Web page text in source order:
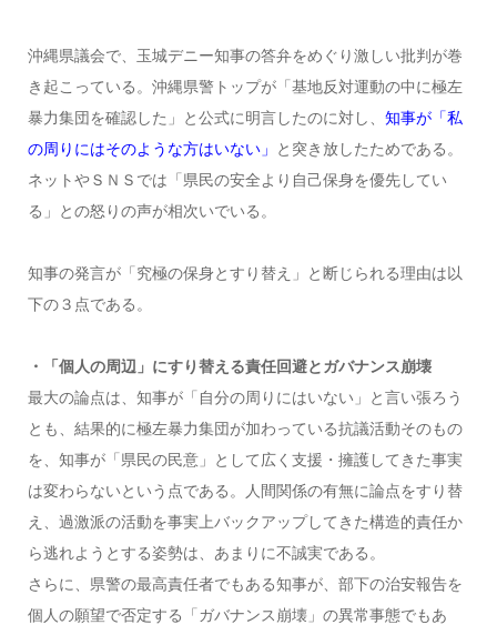
沖縄県議会で、玉城デニー知事の答弁をめぐり激しい批判が巻
き起こっている。沖縄県警トップが「基地反対運動の中に極左
暴力集団を確認した」と公式に明言したのに対し、 知事が「私
の周りにはそのような方はいない」
と突き放したためである。
ネットやＳＮＳでは「県民の安全より自己保身を優先してい
る」との怒りの声が相次いでいる。
知事の発言が「究極の保身とすり替え」と断じられる理由は以
下の３点である。
・「個人の周辺」にすり替える責任回避とガバナンス崩壊
最大の論点は、知事が「自分の周りにはいない」と言い張ろう
とも、結果的に極左暴力集団が加わっている抗議活動そのもの
を、知事が「県民の民意」として広く支援・擁護してきた事実
は変わらないという点である。人間関係の有無に論点をすり替
え、過激派の活動を事実上バックアップしてきた構造的責任か
ら逃れようとする姿勢は、あまりに不誠実である。
さらに、県警の最高責任者でもある知事が、部下の治安報告を
個人の願望で否定する「ガバナンス崩壊」の異常事態でもあ